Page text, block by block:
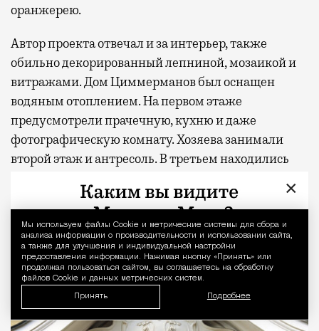
Уведомление
Мы используем файлы Сookie и метрические системы для сбора и
анализа информации о производительности и использовании сайта,
а также для улучшения и индивидуальной настройки
предоставления информации. Нажимая кнопку «Принять» или
продолжая пользоваться сайтом, вы соглашаетесь на обработку
файлов Cookie и данных метрических систем.
Принять Подробнее
оранжерею.
Автор проекта отвечал и за интерьер, также
обильно декорированный лепниной, мозаикой и
витражами. Дом Циммерманов был оснащен
водяным отоплением. На первом этаже
предусмотрели прачечную, кухню и даже
фотографическую комнату. Хозяева занимали
второй этаж и антресоль. В третьем находились
строениях — склад мануфактуры, конюшня,
×